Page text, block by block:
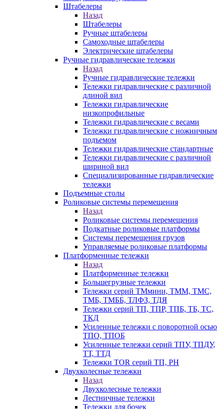
Штабелеры
Назад
Штабелеры
Ручные штабелеры
Самоходные штабелеры
Электрические штабелеры
Ручные гидравлические тележки
Назад
Ручные гидравлические тележки
Тележки гидравлические с различной
длиной вил
Тележки гидравлические
низкопрофильные
Тележки гидравлические с весами
Тележки гидравлические с ножничным
подъемом
Тележки гидравлические стандартные
Тележки гидравлические с различной
шириной вил
Специализированные гидравлические
тележки
Подъемные столы
Роликовые системы перемещения
Назад
Роликовые системы перемещения
Подкатные роликовые платформы
Системы перемещения грузов
Управляемые роликовые платформы
Платформенные тележки
Назад
Платформенные тележки
Большегрузные тележки
Тележки серий ТМмини, ТММ, ТМС,
ТМБ, ТМББ, ТЛФЗ, ТДЯ
Тележки серий ТП, ТПР, ТПБ, ТБ, ТС,
ТКД
Усиленные тележки с поворотной осью
ТПО, ТПОБ
Усиленные тележки серий ТПУ, ТПДУ,
ТТ, ТТД
Тележки TOR серий ТП, PH
Двухколесные тележки
Назад
Двухколесные тележки
Лестничные тележки
Тележки для бочек